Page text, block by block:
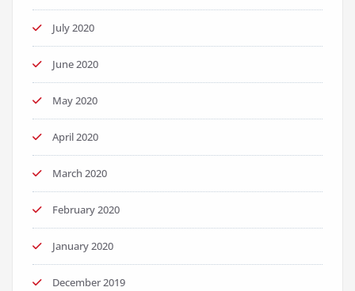
July 2020
June 2020
May 2020
April 2020
March 2020
February 2020
January 2020
December 2019